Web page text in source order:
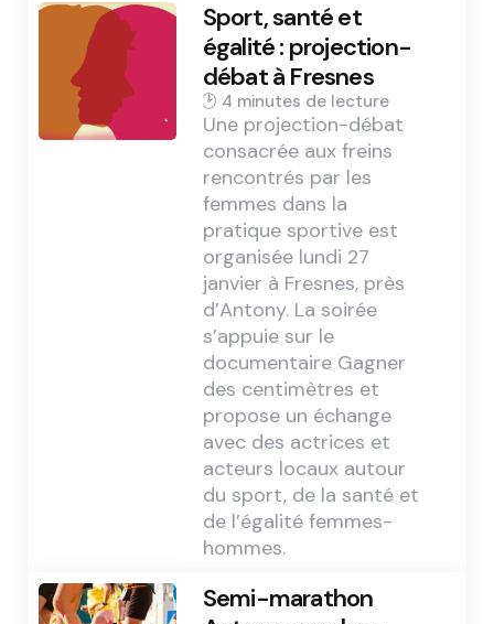
Sport, santé et
égalité : projection-
débat à Fresnes
4 min
Une projection-débat
consacrée aux freins
rencontrés par les
femmes dans la
pratique sportive est
organisée lundi 27
janvier à Fresnes, près
d’Antony. La soirée
s’appuie sur le
documentaire Gagner
des centimètres et
propose un échange
avec des actrices et
acteurs locaux autour
du sport, de la santé et
de l’égalité femmes-
hommes.
Semi-marathon